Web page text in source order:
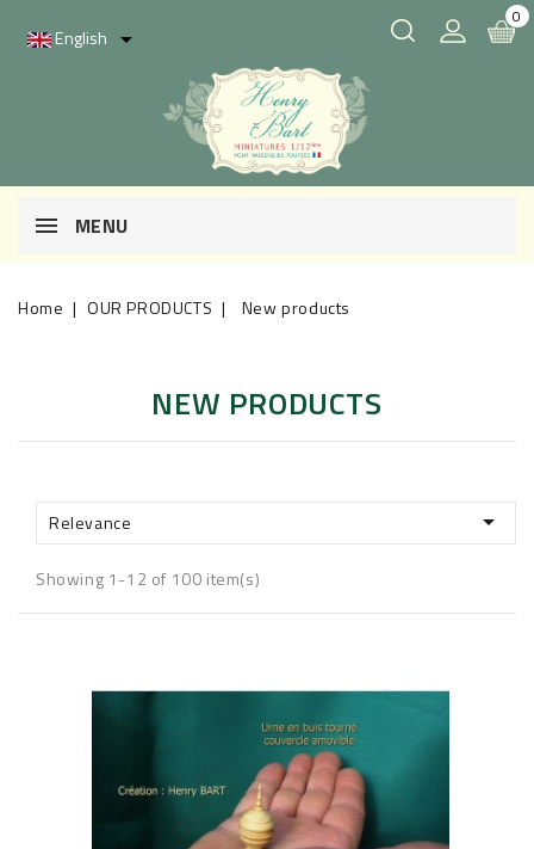
English 
0
MENU
Home OUR PRODUCTS New products
NEW PRODUCTS
Relevance 
Showing 1-12 of 100 item(s)